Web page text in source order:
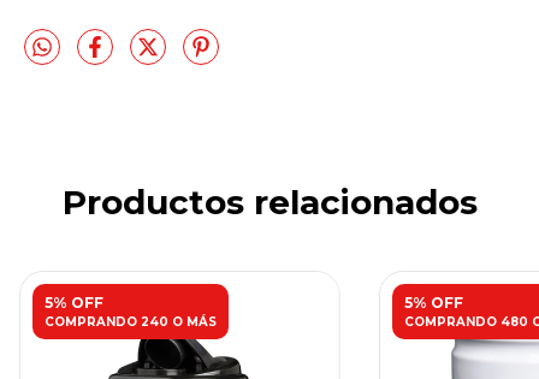
Productos relacionados
5% OFF
COMPRANDO 240 O MÁS
5% OFF
COMPRANDO 480